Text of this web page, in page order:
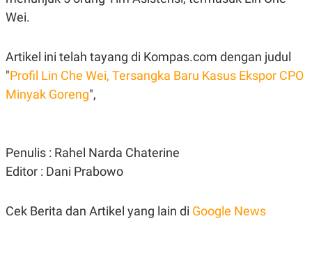
A
N
T
K
M
E
E
R
A
T
S
G
Wei.
Artikel ini telah tayang di Kompas.com dengan judul
"Profil Lin Che Wei, Tersangka Baru Kasus Ekspor CPO
Minyak Goreng",
Penulis : Rahel Narda Chaterine
Editor : Dani Prabowo
Cek Berita dan Artikel yang lain di Google News